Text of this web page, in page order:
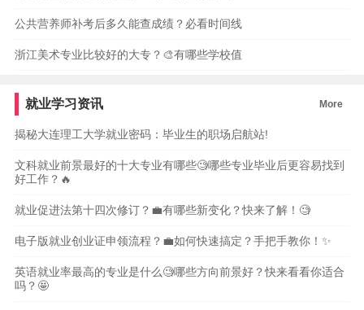
公共营养师补考后多久能查成绩？必看时间线
浙江美术专业比较好的大专？🎨有哪些学校值
就业学习资讯 More
揭秘大连理工大学就业密码：毕业生的职场启航站!
文科就业前景最好的十大专业有哪些🧐哪些专业毕业后更容易找到
好工作？🔥
就业促进法第十四次修订？💼有哪些新变化？快来了解！🧐
电子版就业创业证申领流程？💼如何快速搞定？手把手教你！✨
英语就业率最高的专业是什么🧐哪些方向前景好？快来看看你适合
吗？🤩